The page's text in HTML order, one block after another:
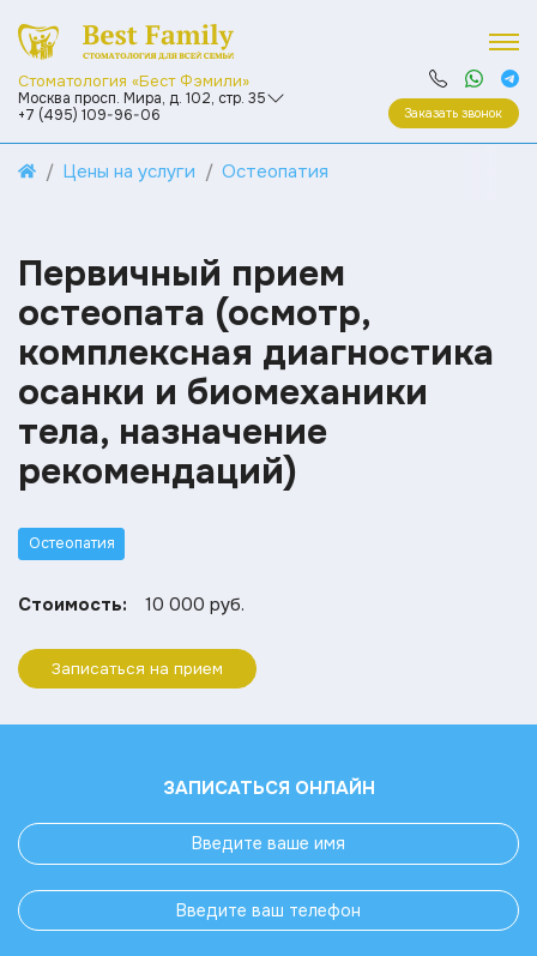
Стоматология «Бест Фэмили»
Москва просп. Мира, д. 102, стр. 35
+7 (495) 109-96-06
Заказать звонок
Цены на услуги Остеопатия
Первичный прием
остеопата (осмотр,
комплексная диагностика
осанки и биомеханики
тела, назначение
рекомендаций)
Остеопатия
Стоимость: 10 000 руб.
Записаться на прием
ЗАПИСАТЬСЯ ОНЛАЙН